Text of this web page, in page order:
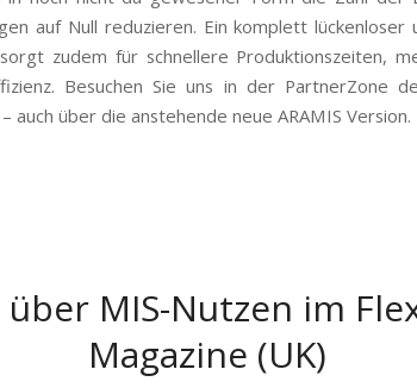
auf Null reduzieren. Ein komplett
zudem für schnellere Produktionszeiten,
Besuchen Sie uns in der PartnerZone
auch über die anstehende neue ARAMIS Version.
MIS-Nutzen im
Magazine (UK)